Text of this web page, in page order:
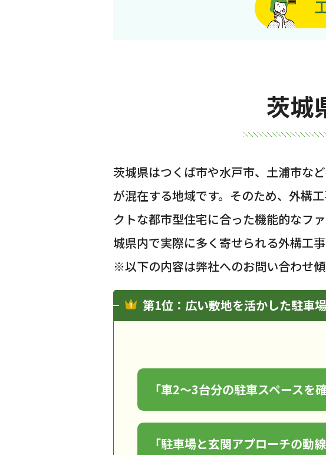
茨城
茨城県はつくば市や水戸市、土浦市な
が混在する地域です。そのため、外構
クトな都市型住宅に合った機能的なフ
城県内で実際に多く寄せられる外構工事
※以下の内容は弊社へのお問い合わせ傾
第1位：広い敷地を活かした駐車
「車2〜3台分の駐車スペースを
「駐車場と玄関アプローチの動